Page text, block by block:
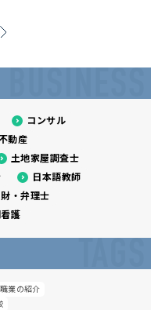
BUSINESS
コンサル
動産
土地家屋調査士
日本語教師
・弁理士
護
TAGS
職業の紹介